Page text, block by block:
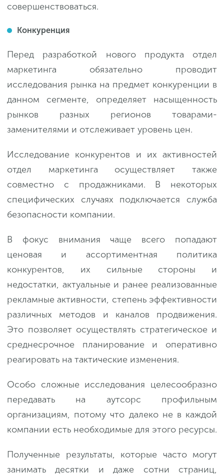
совершенствоваться.
Конкуренция
Перед разработкой нового продукта отдел
маркетинга обязательно проводит
исследования рынка на предмет конкуренции в
данном сегменте, определяет насыщенность
рынков разных регионов товарами-
заменителями и отслеживает уровень цен.
Исследование конкурентов и их активностей
отдел маркетинга осуществляет также
совместно с продажниками. В некоторых
специфических случаях подключается служба
безопасности компании.
В фокус внимания чаще всего попадают
ценовая и ассортиментная политика
конкурентов, их сильные стороны и
недостатки, актуальные и ранее реализованные
рекламные активности, степень эффективности
различных методов и каналов продвижения.
Это позволяет осуществлять стратегическое и
среднесрочное планирование и оперативно
реагировать на тактические изменения.
Особо сложные исследования целесообразно
передавать на аутсорс профильным
организациям, потому что далеко не в каждой
компании есть необходимые для этого ресурсы.
Полученные результаты, которые часто могут
занимать десятки и даже сотни страниц,